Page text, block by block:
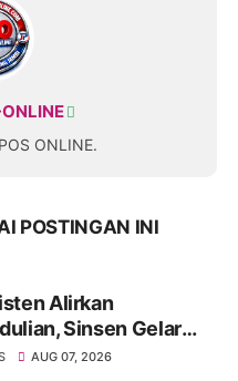
ONLINE.
POSTINGAN INI
Alirkan
Sinsen Gelar
Darah ke-23 dalam
AUG 07, 2026